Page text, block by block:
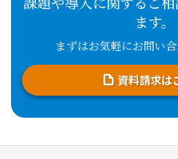
ます。
まずはお気軽にお問い合
資料請求は